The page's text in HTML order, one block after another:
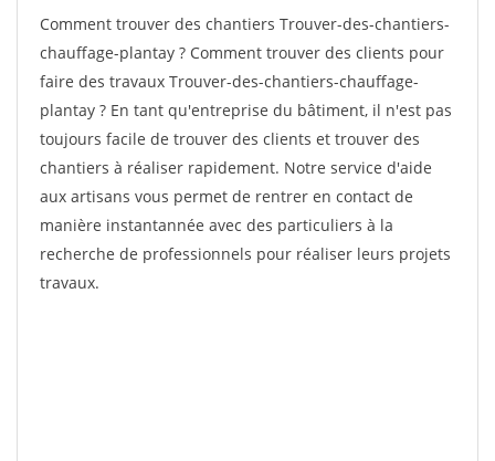
Comment trouver des chantiers Trouver-des-chantiers-
chauffage-plantay ? Comment trouver des clients pour
faire des travaux Trouver-des-chantiers-chauffage-
plantay ? En tant qu'entreprise du bâtiment, il n'est pas
toujours facile de trouver des clients et trouver des
chantiers à réaliser rapidement. Notre service d'aide
aux artisans vous permet de rentrer en contact de
manière instantannée avec des particuliers à la
recherche de professionnels pour réaliser leurs projets
travaux.